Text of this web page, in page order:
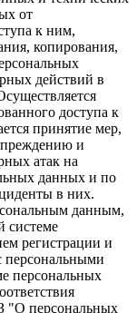
от
к ним,
копирования,
действий в
доступа к
принятие мер,
и
атак на
данных и по
в них.
данным,
системе
регистрации и
персональными
персональных
"О персональных